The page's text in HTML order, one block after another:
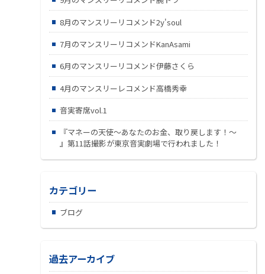
8月のマンスリーリコメンド2y'soul
7月のマンスリーリコメンドKanAsami
6月のマンスリーリコメンド伊藤さくら
4月のマンスリーレコメンド高橋秀幸
音実寄席vol.1
『マネーの天使～あなたのお金、取り戻します！～
』第11話撮影が東京音実劇場で行われました！
カテゴリー
ブログ
過去アーカイブ